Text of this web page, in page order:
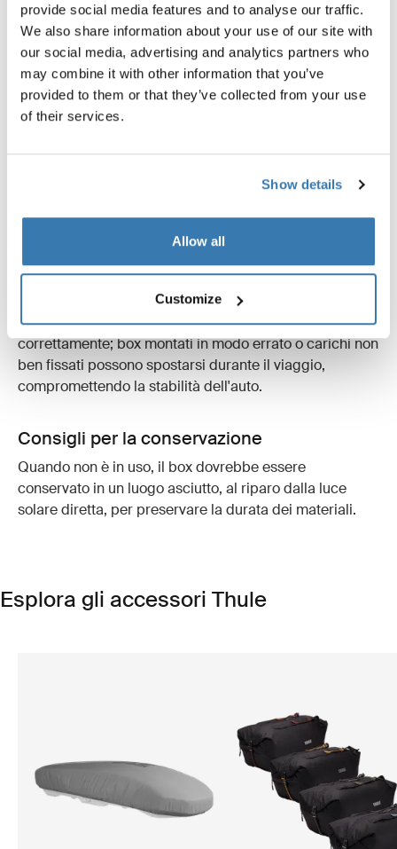
provide social media features and to analyse our traffic.
We also share information about your use of our site with
our social media, advertising and analytics partners who
may combine it with other information that you’ve
provided to them or that they’ve collected from your use
of their services.
Show details
Allow all
Customize
Attenzione all'altezza
Tieni presente che un box da tetto può aumentare
l'altezza totale del tuo veicolo. Verifica sempre l'altezza
libera e presta particolare attenzione quando entri in
parcheggi coperti, autolavaggi o passi sotto rami bassi.
parallelamente alla linea della strada. Questo previene
le "forze di sollevamento" e le vibrazioni inutili che
possono influire sull'aerodinamica e sulla sicurezza.
Assicurati sempre che il carico sia fissato
correttamente; box montati in modo errato o carichi non
ben fissati possono spostarsi durante il viaggio,
compromettendo la stabilità dell'auto.
Consigli per la conservazione
Quando non è in uso, il box dovrebbe essere
conservato in un luogo asciutto, al riparo dalla luce
solare diretta, per preservare la durata dei materiali.
Esplora gli accessori Thule